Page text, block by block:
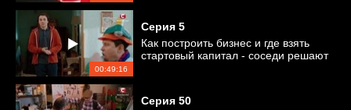
00:49:16
Серия 5
Как построить бизнес и где взять
стартовый капитал - соседи решают
Серия 50